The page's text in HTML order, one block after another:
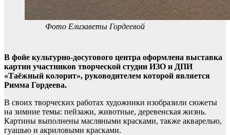
Фото Елизаветы Гордеевой
В фойе культурно-досугового центра оформлена выставка
картин участников творческой студии ИЗО и ДПИ
«Таёжный колорит», руководителем которой является
Римма Гордеева.
В своих творческих работах художники изобразили сюжеты
на зимние темы: пейзажи, животные, деревенская жизнь.
Картины выполнены масляными красками, также акварелью,
гуашью и акриловыми красками.